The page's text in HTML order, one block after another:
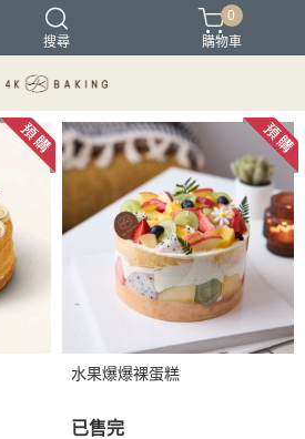
搜尋
芒果季
0
購物車
水果爆爆裸蛋糕
已售完